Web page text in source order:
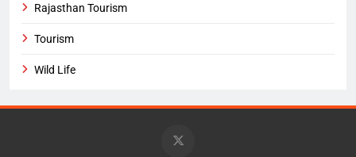
Rajasthan Tourism
Tourism
Wild Life